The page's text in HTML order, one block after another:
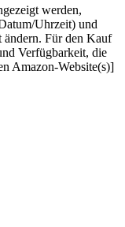
werden,
Uhrzeit) und
ändern. Für den Kauf
Verfügbarkeit, die
Amazon-Website(s)]